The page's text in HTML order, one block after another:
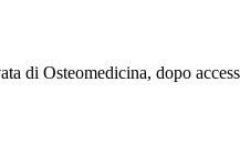
di Osteomedicina, dopo